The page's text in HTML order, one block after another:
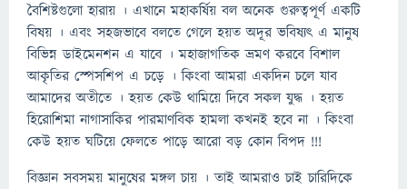
বৈশিষ্টগুলো হারায় । এখানে মহাকর্ষিয় বল অনেক গুরুত্বপূর্ণ একটি
বিষয় । এবং সহজভাবে বলতে গেলে হয়ত অদূর ভবিষ্যৎ এ মানুষ
বিভিন্ন ডাইমেনশন এ যাবে । মহাজাগতিক ভ্রমণ করবে বিশাল
আকৃতির স্পেসশিপ এ চড়ে । কিংবা আমরা একদিন চলে যাব
আমাদের অতীতে । হয়ত কেউ থামিয়ে দিবে সকল যুদ্ধ । হয়ত
হিরোশিমা নাগাসাকির পারমাণবিক হামলা কখনই হবে না । কিংবা
কেউ হয়ত ঘটিয়ে ফেলতে পাড়ে আরো বড় কোন বিপদ !!!
বিজ্ঞান সবসময় মানুষের মঙ্গল চায় । তাই আমরাও চাই চারিদিকে